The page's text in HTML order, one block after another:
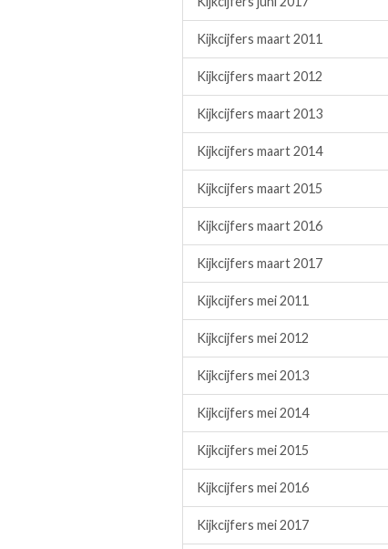
Kijkcijfers maart 2011
Kijkcijfers maart 2012
Kijkcijfers maart 2013
Kijkcijfers maart 2014
Kijkcijfers maart 2015
Kijkcijfers maart 2016
Kijkcijfers maart 2017
Kijkcijfers mei 2011
Kijkcijfers mei 2012
Kijkcijfers mei 2013
Kijkcijfers mei 2014
Kijkcijfers mei 2015
Kijkcijfers mei 2016
Kijkcijfers mei 2017